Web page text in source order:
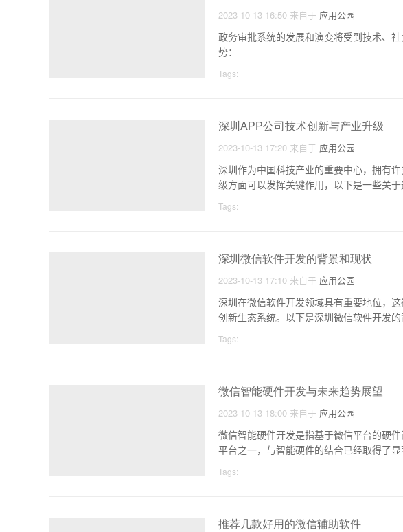
2023-10-13 16:50 来自于 应用公园
政务审批系统的发展和演变将受到技术、
势：
Tags:
深圳APP公司技术创新与产业升级
2023-10-13 17:20 来自于 应用公园
深圳作为中国科技产业的重要中心，拥有
级方面可以发挥关键作用，以下是一些关于
Tags:
深圳微信软件开发的背景和现状
2023-10-13 17:10 来自于 应用公园
深圳在微信软件开发领域具有重要地位，
创新生态系统。以下是深圳微信软件开发的
Tags:
微信智能硬件开发与未来趋势展望
2023-10-13 18:00 来自于 应用公园
微信智能硬件开发是指基于微信平台的硬
平台之一，与智能硬件的结合已经取得了
Tags:
推荐几款好用的微信辅助软件